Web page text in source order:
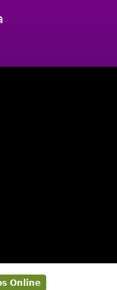
Online